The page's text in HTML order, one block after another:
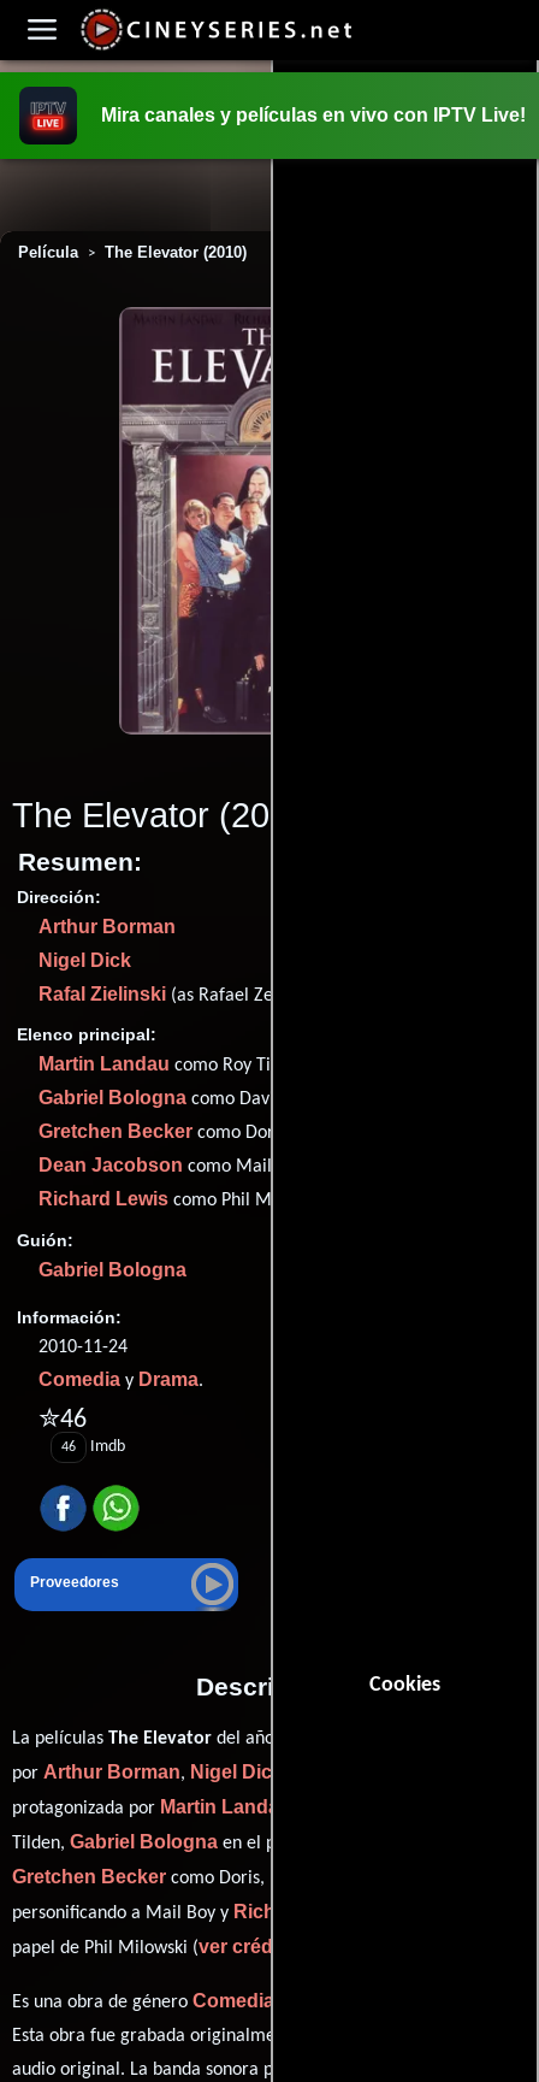
Cookies
Mira canales y películas en vivo con IPTV Live!
Película > The Elevator (2010)
The Elevator (2010)
Resumen:
Dirección:
Arthur Borman
Nigel Dick
Rafal Zielinski (as Rafael Zelinsky)
Elenco principal:
Martin Landau como Roy Tilden
Gabriel Bologna como David Brochman
Gretchen Becker como Doris
Dean Jacobson como Mail Boy
Richard Lewis como Phil Milowski
Guión:
Gabriel Bologna
Información:
2010-11-24
Comedia y Drama.
✮46
46 Imdb
Proveedores
Descripción
La películas The Elevator del año 2010, está dirigida en conjunto
por Arthur Borman, Nigel Dick
protagonizada por Martin Landau
Tilden, Gabriel Bologna en el papel de David Brochman,
Gretchen Becker como Doris,
personificando a Mail Boy y Richard Lewis
papel de Phil Milowski (ver créditos completos
Es una obra de género Comedia
Esta obra fue grabada originalmente con dialogos en
audio original. La banda sonora para esta producción ha sido